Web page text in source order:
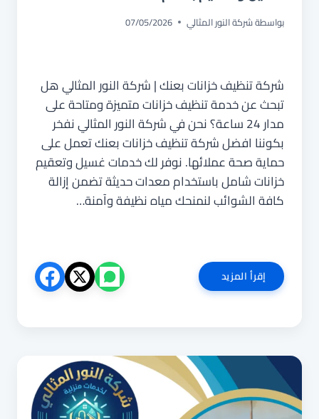
بواسطةشركة النور المثالي 07/05/2026
شركة تنظيف خزانات بعنك | شركة النور المثالي هل
تبحث عن خدمة تنظيف خزانات متميزة ومتاحة على
مدار 24 ساعة؟ نحن في شركة النور المثالي نفخر
بكوننا افضل شركة تنظيف خزانات بعنك تعمل على
حماية صحة عملائها. نوفر لك خدمات غسيل وتعقيم
خزانات شامل باستخدام معدات حديثة تضمن إزالة
كافة الشوائب لنمنحك مياه نظيفة وآمنة…
إقرأ المزيدشركة
تنظيف
وتعقيم
بخصم
30%